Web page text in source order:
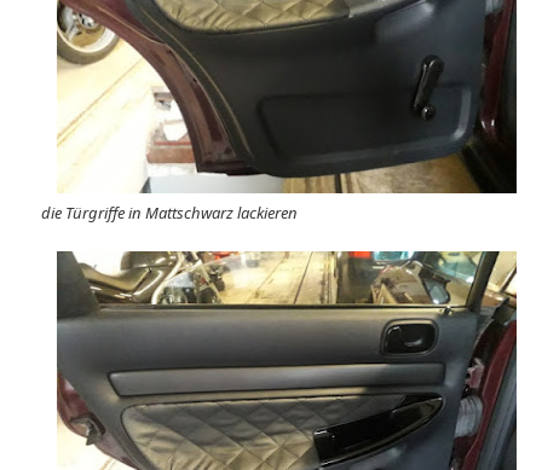
die Türgriffe in Mattschwarz lackieren